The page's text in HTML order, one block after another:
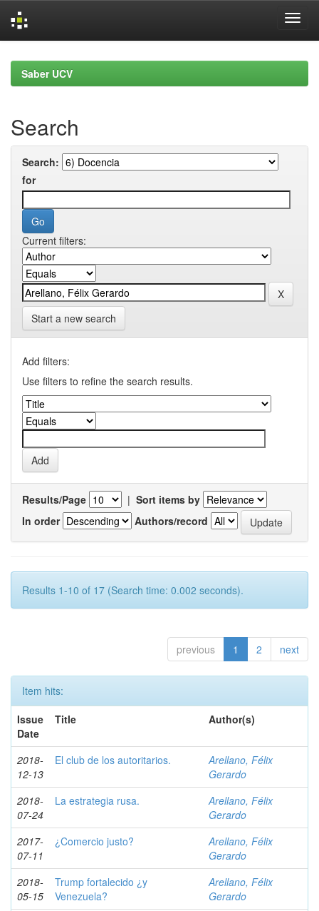
navigationSaber UCV
Search
Search:
for
Current filters:
Start a new search
Add filters:
Use filters to refine the search results.
Results/Page | Sort items by
In order
Authors/record
Results 1-10 of 17 (Search time: 0.002 seconds).
previous 1 2 next
Item hits:
Issue
Date
Title Author(s)
2018-
12-13
El club de los autoritarios.
Arellano, Félix
Gerardo
2018-
07-24
La estrategia rusa.
Arellano, Félix
Gerardo
2017-
07-11
¿Comercio justo?
Arellano, Félix
Gerardo
2018-
05-15
Trump fortalecido ¿y
Venezuela?
Arellano, Félix
Gerardo